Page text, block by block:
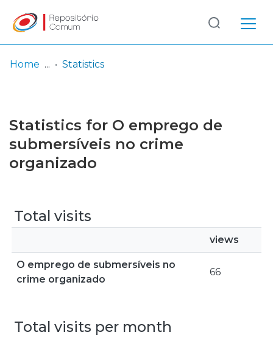
Browse repository
Entities
Log
In
(current)
Home Statistics
Statistics for O emprego de
submersíveis no crime
organizado
Total visits
views
O emprego de submersíveis no
crime organizado
66
Total visits per month